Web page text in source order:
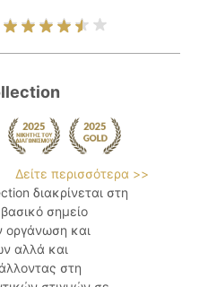
Δείτε περισσότερα >>
διακρίνεται στη
σημείο
οργάνωση και
αλλά και
στη